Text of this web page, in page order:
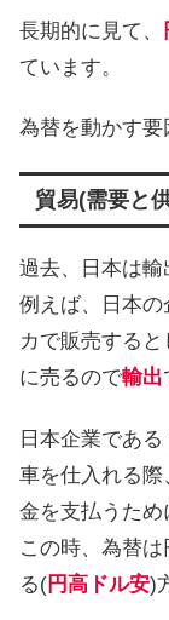
長期的に見て、
ています。
為替を動かす要
貿易(需要と
過去、日本は輸
例えば、日本の
カで販売する
に売るので輸出
日本企業であ
車を仕入れる
金を支払うため
この時、為替
る(円高ドル安)